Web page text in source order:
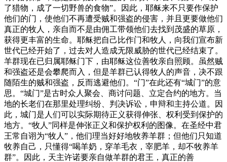
了猎物，成了一切野兽的食物”。因此，耶稣来不只要作保护
他们的门，使他们不再遭受贼和强盗的侵害，并且更要做他们
真正的牧人，亲自而不是由佣工带领他们去找到茂盛的草原，
获得更丰富的生命。耶稣把自己比作门和牧人，向我们宣布新
世代已经开始了，过去对人造成无限威胁的世代已经结束了。
羊群现在已归属耶稣门下，由耶稣这位善牧亲自照顾。虽然贼
和强盗还是会攀爬而入，但是羊群已认得牧人的声音，决不跟
随陌生的贼和强盗，反而逃避他们。“门”在此还有“城门”的意
思。“城门”是古时众人聚会、商讨问题、立定合约的地方。当
地的长老们在那里处理纠纷、判决诉讼，申辩和主持公道。因
此，城门是人们可以实际期待正义获得伸张、权利受到保护的
地方。“牧人”同样是伸张正义和保护权利的图像。在圣经中君
王常自诩为“牧人”，他们理当好好地牧养羊群；但他们只知道
牧养自己，只懂得“喝羊奶，穿羊毛衣，宰肥羊，却不牧养羊
群”。因此，天主许诺要亲自做羊群的君王，真正的善